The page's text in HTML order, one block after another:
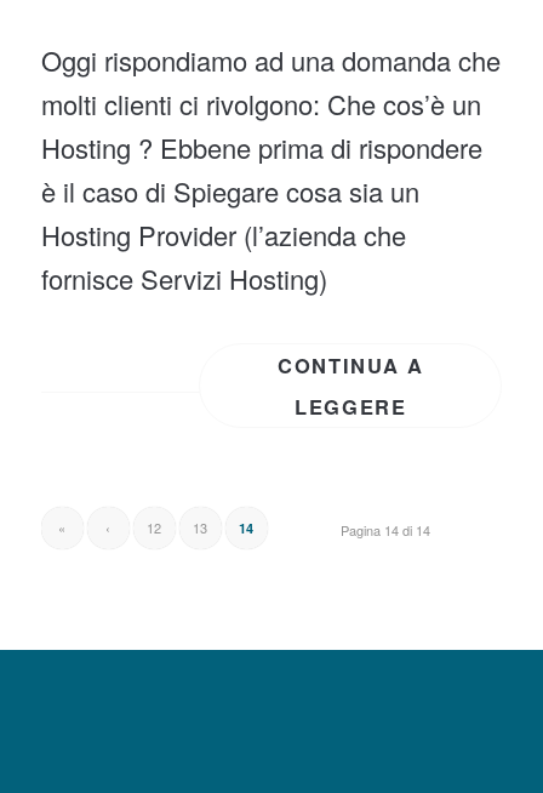
Oggi rispondiamo ad una domanda che
molti clienti ci rivolgono: Che cos’è un
Hosting ? Ebbene prima di rispondere
è il caso di Spiegare cosa sia un
Hosting Provider (l’azienda che
fornisce Servizi Hosting)
CONTINUA A
LEGGERE
Pagina 14 di 14
« ‹ 12 13 14